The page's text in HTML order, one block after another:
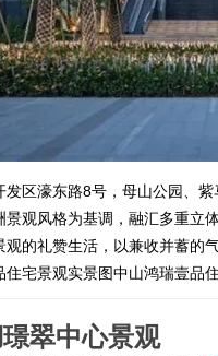
区濠东路8号，母山公园、
观风格为基调，融汇多重立
的礼赞生活，以兼收并蓄的
宅景观实景图中山鸿瑞壹品
翠中心景观